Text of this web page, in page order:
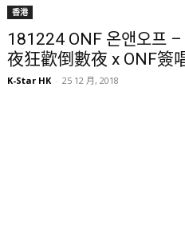
香港
181224 ONF 온앤오프
夜狂歡倒數夜 x ONF簽
K-Star HK - 25 12 月, 2018